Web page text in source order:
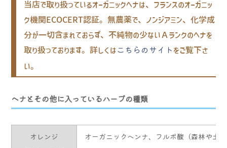
当店で取り扱っているオーガニックヘナは、フランスのオーガニッ
ク機関ECOCERT認証。無農薬で、ノンジアミン、化学成
分が一切含まれておらず、不純物の少ないＡランクのヘナを
取り扱っております。詳しくはこちらのサイト をご覧下さ
い。
ヘナとその他に入っているハーブの種類
オレンジ
オーガニックヘンナ、フルボ酸（森林や土